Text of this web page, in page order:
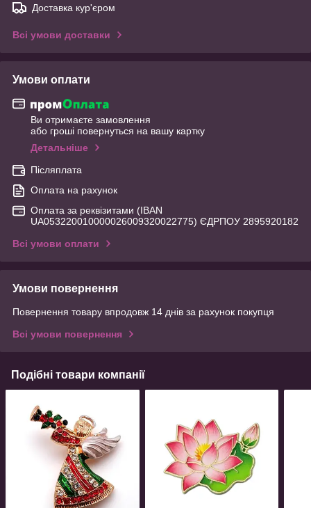
Доставка кур'єром
Всі умови доставки
Умови оплати
Ви отримаєте замовлення
або гроші повернуться на вашу картку
Детальніше
Післяплата
Оплата на рахунок
Оплата за реквізитами (IBAN
UA053220010000026009320022775) ЄДРПОУ 2895920182
Всі умови оплати
Умови повернення
Повернення товару впродовж 14 днів за рахунок покупця
Всі умови повернення
Подібні товари компанії